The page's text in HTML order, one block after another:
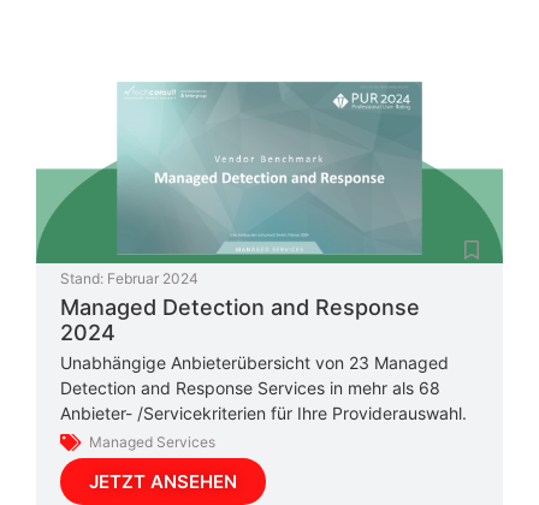
Stand: Februar 2024
Managed Detection and Response
2024
Unabhängige Anbieterübersicht von 23 Managed
Detection and Response Services in mehr als 68
Anbieter- /Servicekriterien für Ihre Providerauswahl.
Managed Services
JETZT ANSEHEN